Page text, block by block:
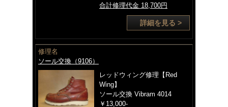
合計修理代金 18,700円
詳細を見る >
修理名
ソール交換（9106）
レッドウィング修理【Red
Wing】
ソール交換 Vibram 4014
￥13,000-